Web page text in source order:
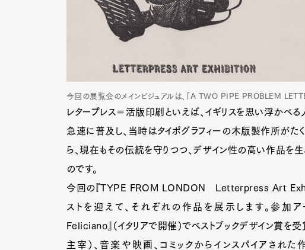
今回の展覧会のメインビジュアルは、「A TWO PIPE PROBLEM
レタープレス＝活版印刷といえば、イギリスを思い浮かべ
急速に普及し、当時はタイポグラフィーの木版製作所がた
ら、現在もその伝統を守りつつ、デザイン性の高い作品を
のです。
今回の『TYPE FROM LONDON Letterpress Art
ストを迎えて、それぞれの作品を展示します。参加
Feliciano』（イタリアで開催）でベストブックデザイン賞を
主宰）、音楽や映画、コミックからインスパイアされ